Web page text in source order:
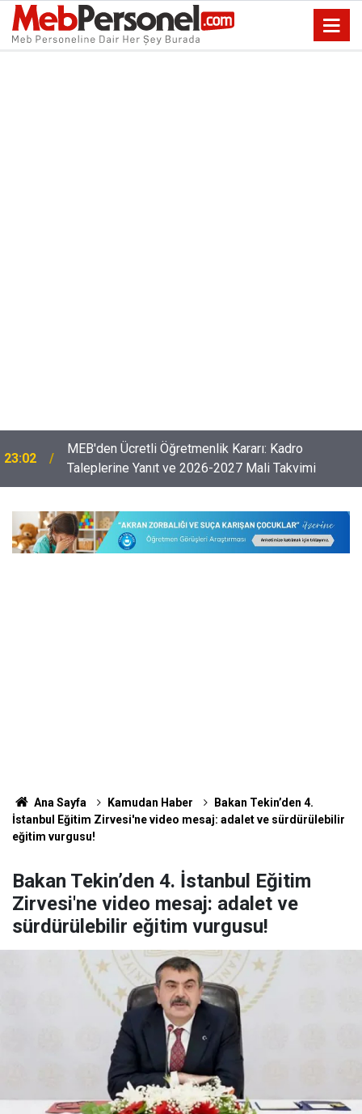
22:32
Öğretmenlerin Özür Grubu İller Arası Muhtemel İl
Emri Atama Tarihleri
Ana Sayfa Kamudan Haber
Bakan Tekin’den 4.
İstanbul Eğitim Zirvesi'ne video mesaj: adalet ve sürdürülebilir
eğitim vurgusu!
Bakan Tekin’den 4. İstanbul Eğitim
Zirvesi'ne video mesaj: adalet ve
sürdürülebilir eğitim vurgusu!